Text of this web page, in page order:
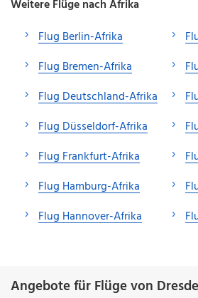
Weitere Flüge nach Afrika
Flug Berlin-Afrika
Flug Bremen-Afrika
Flug Deutschland-Afrika
Flug Düsseldorf-Afrika
Flug Frankfurt-Afrika
Flug Hamburg-Afrika
Flug Hannover-Afrika
Angebote für Flüge von